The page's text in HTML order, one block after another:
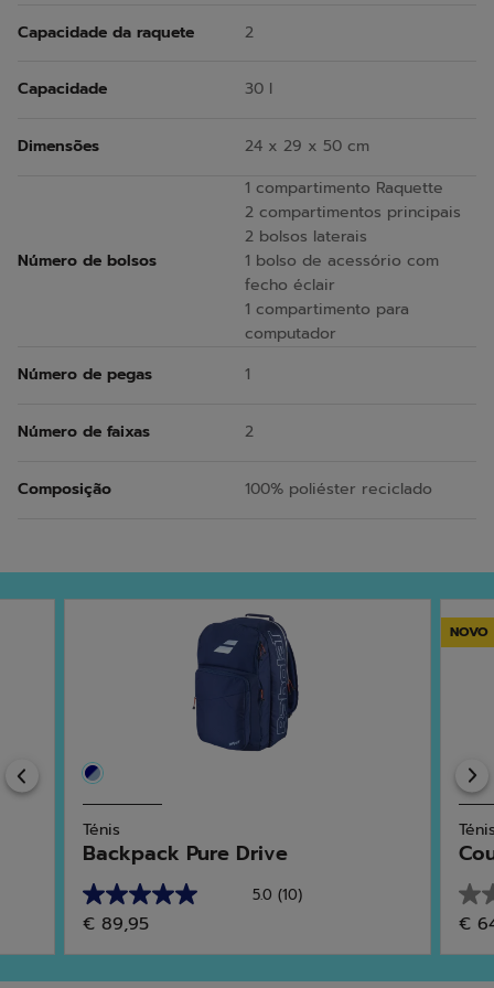
Capacidade da raquete 2
Capacidade 30 l
Dimensões 24 x 29 x 50 cm
Número de bolsos
1 compartimento Raquette
2 compartimentos principais
2 bolsos laterais
1 bolso de acessório com
fecho éclair
1 compartimento para
computador
Número de pegas
1
Número de faixas 2
Composição 100% poliéster reciclado
Previous
Ténis
Backpack Pure Drive
5.0 (10)
5.0
em
5
€ 89,95
NOVO
0.0
em
5
€